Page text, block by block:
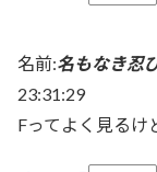
名前:名もなき忍
23:31:29
Fってよく見る